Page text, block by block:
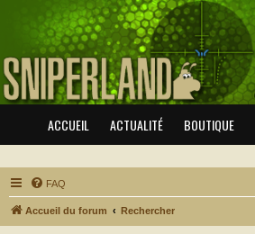
ACCUEIL ACTUALITÉ BOUTIQUE
FAQ
Accueil du forum Rechercher